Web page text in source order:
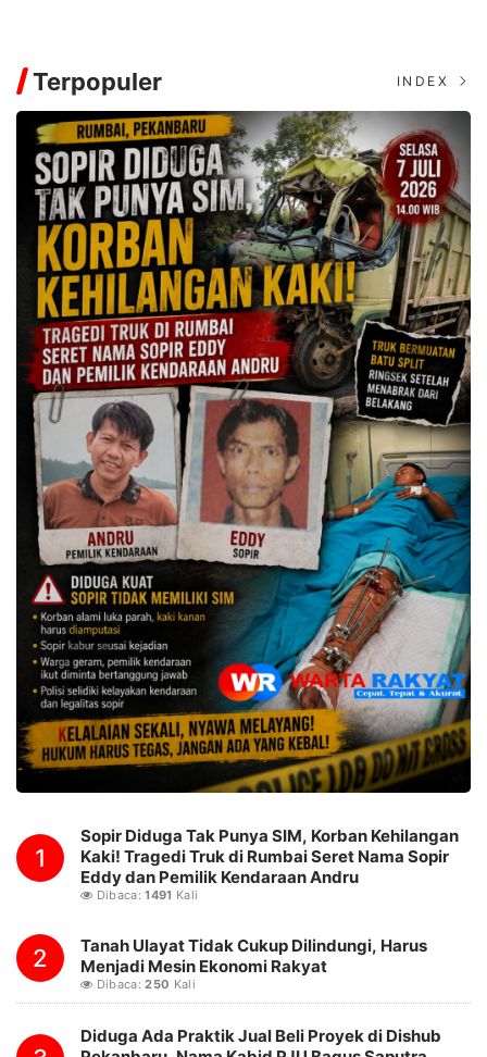
Terpopuler INDEX
1
Sopir Diduga Tak Punya SIM, Korban Kehilangan
Kaki! Tragedi Truk di Rumbai Seret Nama Sopir
Eddy dan Pemilik Kendaraan Andru
Dibaca:1491 Kali
2
Tanah Ulayat Tidak Cukup Dilindungi, Harus
Menjadi Mesin Ekonomi Rakyat
Dibaca:250 Kali
Diduga Ada Praktik Jual Beli Proyek di Dishub